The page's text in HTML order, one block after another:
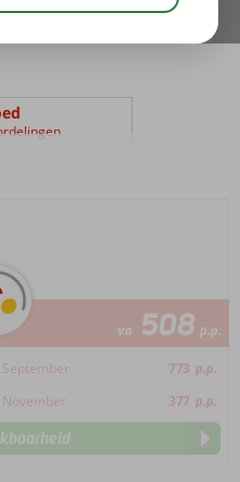
va 508 p.p.
September 773 p.p.
November 377 p.p.